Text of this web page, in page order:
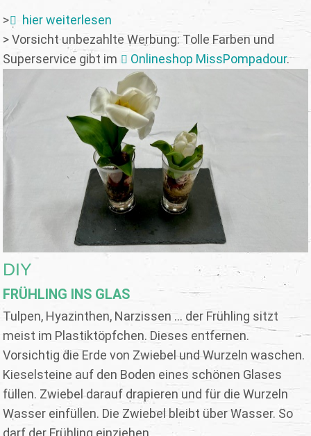
>
hier weiterlesen
> Vorsicht unbezahlte Werbung: Tolle Farben und
Superservice gibt im
Onlineshop MissPompadour.
DIY
FRÜHLING INS GLAS
Tulpen, Hyazinthen, Narzissen ... der Frühling sitzt
meist im Plastiktöpfchen. Dieses entfernen.
Vorsichtig die Erde von Zwiebel und Wurzeln waschen.
Kieselsteine auf den Boden eines schönen Glases
füllen. Zwiebel darauf drapieren und für die Wurzeln
Wasser einfüllen. Die Zwiebel bleibt über Wasser. So